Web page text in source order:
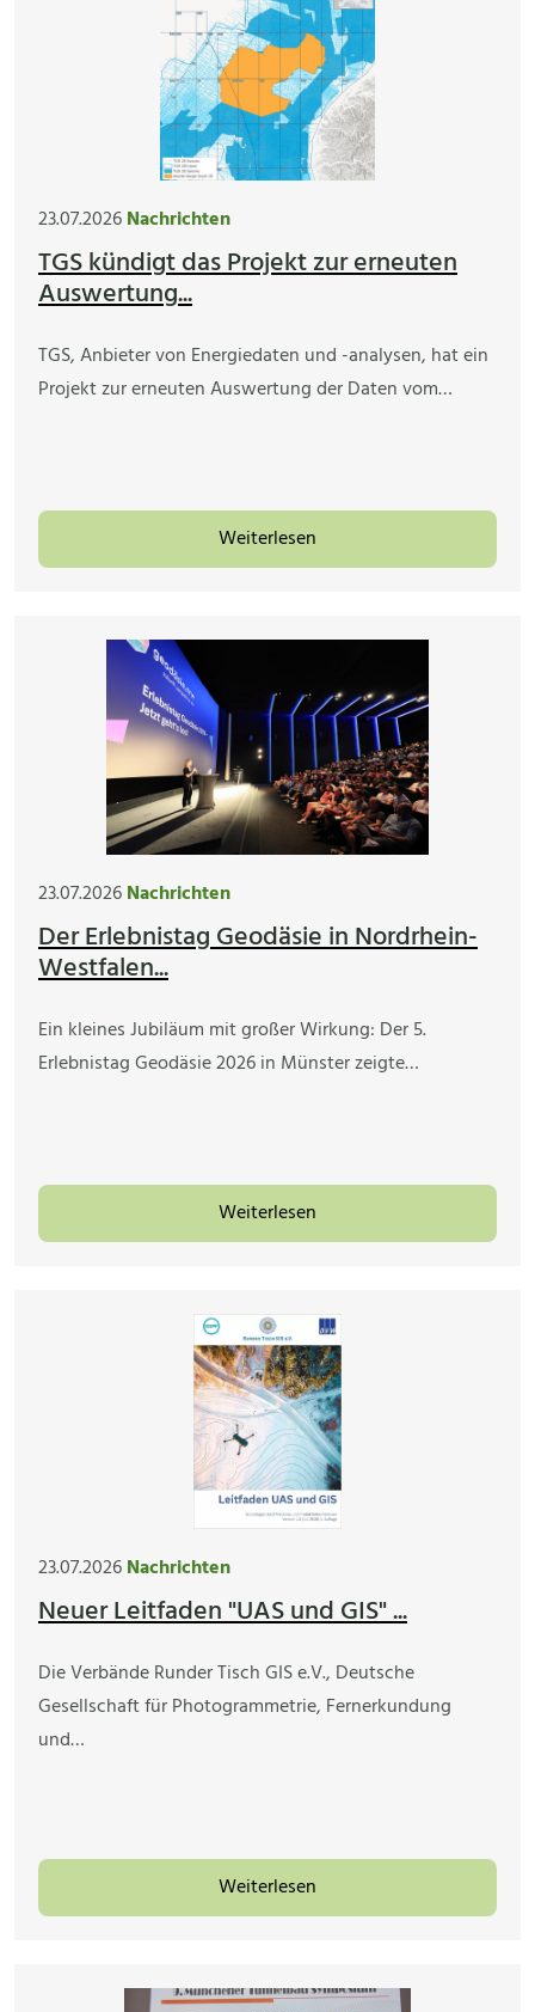
23.07.2026Nachrichten
TGS kündigt das Projekt zur erneuten
Auswertung...
TGS, Anbieter von Energiedaten und -analysen, hat ein
Projekt zur erneuten Auswertung der Daten vom…
Weiterlesen
23.07.2026Nachrichten
Der Erlebnistag Geodäsie in Nordrhein-
Westfalen...
Ein kleines Jubiläum mit großer Wirkung: Der 5.
Erlebnistag Geodäsie 2026 in Münster zeigte…
Weiterlesen
23.07.2026Nachrichten
Neuer Leitfaden "UAS und GIS" ...
Die Verbände Runder Tisch GIS e.V., Deutsche
Gesellschaft für Photogrammetrie, Fernerkundung
und…
Weiterlesen